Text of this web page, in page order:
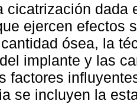
cicatrización dada
ejercen efectos
ósea, la
implante y las
factores
se incluyen la